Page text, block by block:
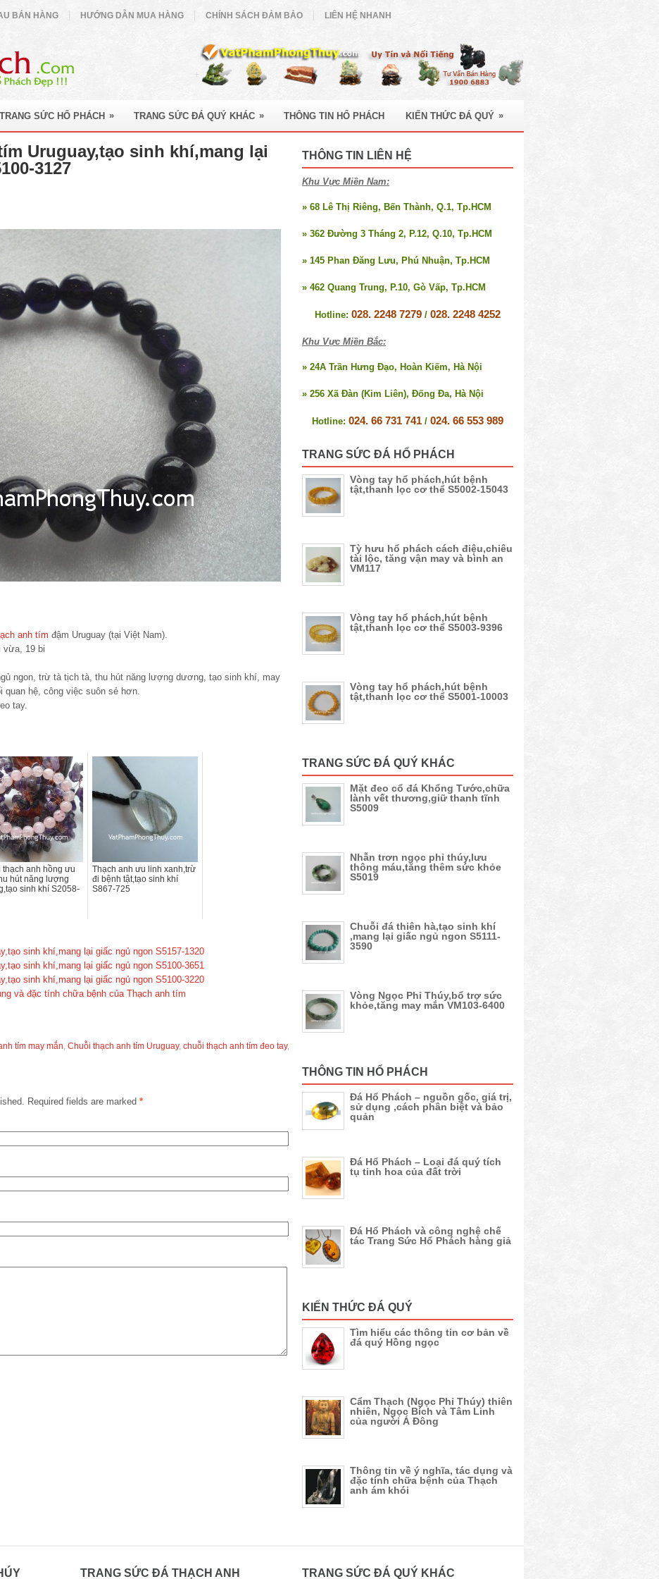
BÁN HÀNG HƯỚNG DẪN MUA HÀNG CHÍNH SÁCH ĐẢM BẢO LIÊN HỆ NHANH
TRANG SỨC HỔ PHÁCH » TRANG SỨC ĐÁ QUÝ KHÁC » THÔNG TIN HỔ PHÁCH KIẾN THỨC ĐÁ QUÝ »
Uruguay,tạo sinh khí,mang lại
3127
anh tím đậm Uruguay (tại Việt Nam).
vừa, 19 bi
ngon, trừ tà tịch tà, thu hút năng lượng dương, tạo sinh khí, may
hệ, công việc suôn sẻ hơn.
tay.
thạch anh hồng ưu
hút năng lượng
sinh khí S2058-
Thạch anh ưu linh xanh,trừ
đi bệnh tật,tạo sinh khí
S867-725
sinh khí,mang lại giấc ngủ ngon S5157-1320
sinh khí,mang lại giấc ngủ ngon S5100-3651
sinh khí,mang lại giấc ngủ ngon S5100-3220
và đặc tính chữa bệnh của Thạch anh tím
tím may mắn, Chuỗi thạch anh tím Uruguay, chuỗi thạch anh tím đeo tay,
Required fields are marked *
THÔNG TIN LIÊN HỆ
Khu Vực Miền Nam:
» 68 Lê Thị Riêng, Bến Thành, Q.1, Tp.HCM
» 362 Đường 3 Tháng 2, P.12, Q.10, Tp.HCM
» 145 Phan Đăng Lưu, Phú Nhuận, Tp.HCM
» 462 Quang Trung, P.10, Gò Vấp, Tp.HCM
Hotline: 028. 2248 7279 / 028. 2248 4252
Khu Vực Miền Bắc:
» 24A Trần Hưng Đạo, Hoàn Kiếm, Hà Nội
» 256 Xã Đàn (Kim Liên), Đống Đa, Hà Nội
Hotline: 024. 66 731 741 / 024. 66 553 989
TRANG SỨC ĐÁ HỔ PHÁCH
Vòng tay hổ phách,hút bệnh
tật,thanh lọc cơ thể S5002-15043
Tỳ hưu hổ phách cách điệu,chiêu
tài lộc, tăng vận may và bình an
VM117
Vòng tay hổ phách,hút bệnh
tật,thanh lọc cơ thể S5003-9396
Vòng tay hổ phách,hút bệnh
tật,thanh lọc cơ thể S5001-10003
TRANG SỨC ĐÁ QUÝ KHÁC
Mặt đeo cổ đá Khổng Tước,chữa
lành vết thương,giữ thanh tĩnh
S5009
Nhẫn trơn ngọc phỉ thúy,lưu
thông máu,tăng thêm sức khỏe
S5019
Chuỗi đá thiên hà,tạo sinh khí
,mang lại giấc ngủ ngon S5111-
3590
Vòng Ngọc Phỉ Thúy,bổ trợ sức
khỏe,tăng may mắn VM103-6400
THÔNG TIN HỔ PHÁCH
Đá Hổ Phách – nguồn gốc, giá trị,
sử dụng ,cách phân biệt và bảo
quản
Đá Hổ Phách – Loại đá quý tích
tụ tinh hoa của đất trời
Đá Hổ Phách và công nghệ chế
tác Trang Sức Hổ Phách hàng giả
KIẾN THỨC ĐÁ QUÝ
Tìm hiểu các thông tin cơ bản về
đá quý Hồng ngọc
Cẩm Thạch (Ngọc Phỉ Thúy) thiên
nhiên, Ngọc Bích và Tâm Linh
của người Á Đông
Thông tin về ý nghĩa, tác dụng và
đặc tính chữa bệnh của Thạch
anh ám khói
TRANG SỨC ĐÁ THẠCH ANH TRANG SỨC ĐÁ QUÝ KHÁC